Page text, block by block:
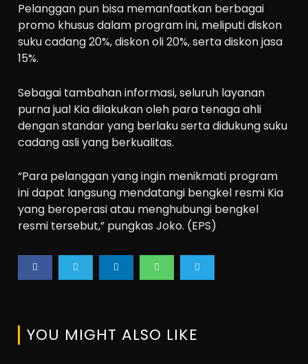
Pelanggan pun bisa memanfaatkan berbagai
promo khusus dalam program ini, meliputi diskon
suku cadang 20%, diskon oli 20%, serta diskon jasa
15%.
Sebagai tambahan informasi, seluruh layanan
purna jual Kia dilakukan oleh para tenaga ahli
dengan standar yang berlaku serta didukung suku
cadang asli yang berkualitas.
“Para pelanggan yang ingin menikmati program
ini dapat langsung mendatangi bengkel resmi Kia
yang beroperasi atau menghubungi bengkel
resmi tersebut,” pungkas Joko. (EPS)
YOU MIGHT ALSO LIKE